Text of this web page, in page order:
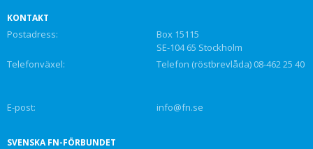
KONTAKT
Postadress:
Box 15115
SE-104 65 Stockholm
Telefonväxel:
Telefon (röstbrevlåda) 08-462 25 40
E-post: info@fn.se
SVENSKA FN-FÖRBUNDET